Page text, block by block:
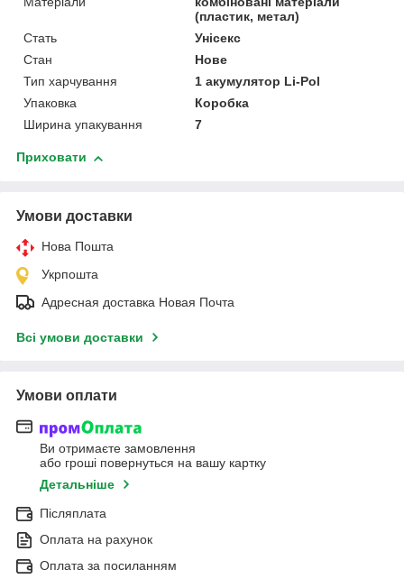
(пластик, метал)
Стать
Унісекс
Стан
Нове
Тип харчування
1 акумулятор Li-Pol
Упаковка
Коробка
Ширина упакування
7
Приховати
Умови доставки
Нова Пошта
Укрпошта
Адресная доставка Новая Почта
Всі умови доставки
Умови оплати
Ви отримаєте замовлення
або гроші повернуться на вашу картку
Детальніше
Післяплата
Оплата на рахунок
Оплата за посиланням